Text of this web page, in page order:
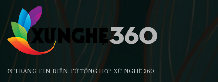
® TRANG TIN ĐIỆN TỬ ТỔNG HỢP XỨ NGHỆ 360